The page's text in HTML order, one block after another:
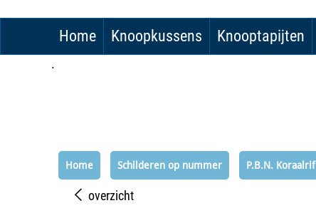
Home Knoopkussens Knooptapijten
.
Home Schilderen op nummer P.B.N. Koraalrif
overzicht